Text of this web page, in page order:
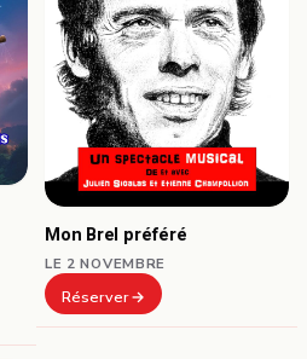
Mon Brel préféré
LE 2 NOVEMBRE
Réserver